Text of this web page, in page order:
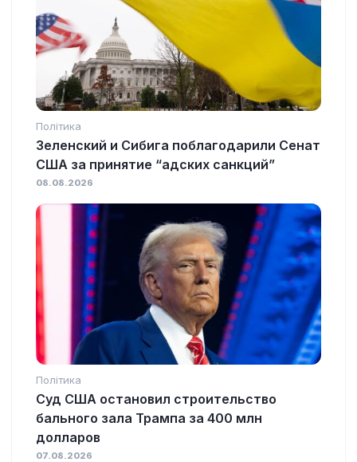
Політика
Зеленский и Сибига поблагодарили Сенат
США за принятие “адских санкций”
08.08.2026
Політика
Суд США остановил строительство
бального зала Трампа за 400 млн
долларов
07.08.2026